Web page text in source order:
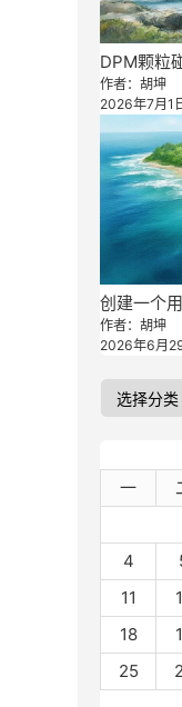
DPM颗粒
作者：胡坤
2026年7月1
创建一个
作者：胡坤
2026年6月
一
4
11
18
25